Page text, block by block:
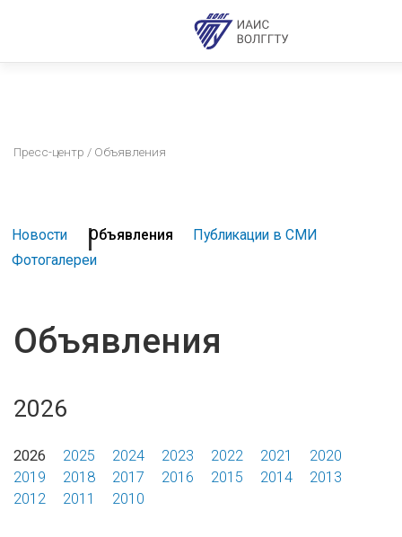
Пресс-центр / Объявления
Новости Объявления
Публикации в СМИ
Фотогалереи
Объявления
2026
2026 2025 2024 2023 2022 2021
2020
2019
2018 2017 2016 2015 2014
2013
2012
2011 2010